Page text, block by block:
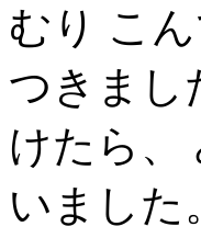
むり こ
つきまし
けたら、
いました